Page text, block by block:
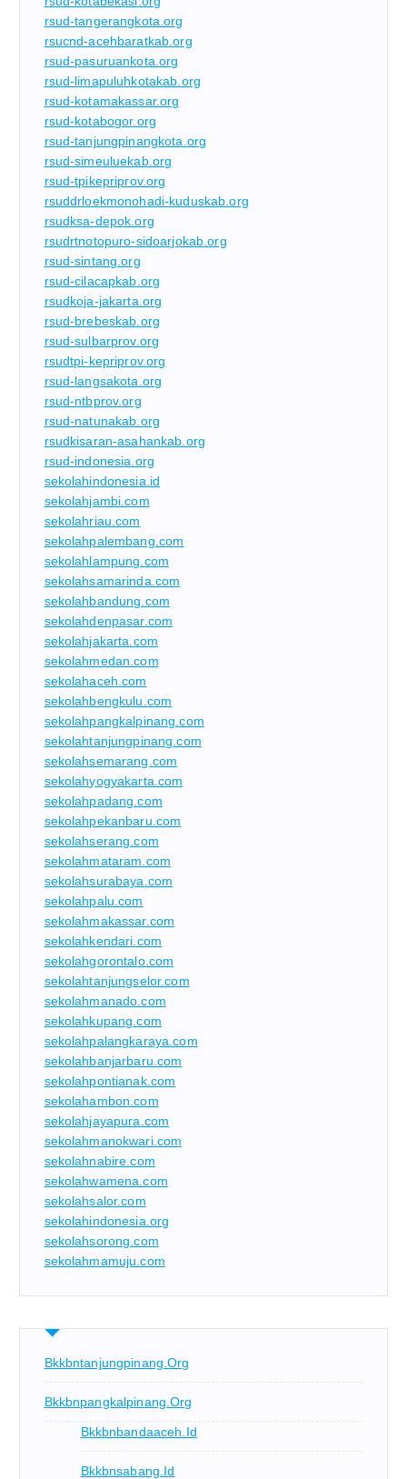
rsud-tangerangkota.org
rsucnd-acehbaratkab.org
rsud-pasuruankota.org
rsud-limapuluhkotakab.org
rsud-kotamakassar.org
rsud-kotabogor.org
rsud-tanjungpinangkota.org
rsud-simeuluekab.org
rsud-tpikepriprov.org
rsuddrloekmonohadi-kuduskab.org
rsudksa-depok.org
rsudrtnotopuro-sidoarjokab.org
rsud-sintang.org
rsud-cilacapkab.org
rsudkoja-jakarta.org
rsud-brebeskab.org
rsud-sulbarprov.org
rsudtpi-kepriprov.org
rsud-langsakota.org
rsud-ntbprov.org
rsud-natunakab.org
rsudkisaran-asahankab.org
rsud-indonesia.org
sekolahindonesia.id
sekolahjambi.com
sekolahriau.com
sekolahpalembang.com
sekolahlampung.com
sekolahsamarinda.com
sekolahbandung.com
sekolahdenpasar.com
sekolahjakarta.com
sekolahmedan.com
sekolahaceh.com
sekolahbengkulu.com
sekolahpangkalpinang.com
sekolahtanjungpinang.com
sekolahsemarang.com
sekolahyogyakarta.com
sekolahpadang.com
sekolahpekanbaru.com
sekolahserang.com
sekolahmataram.com
sekolahsurabaya.com
sekolahpalu.com
sekolahmakassar.com
sekolahkendari.com
sekolahgorontalo.com
sekolahtanjungselor.com
sekolahmanado.com
sekolahkupang.com
sekolahpalangkaraya.com
sekolahbanjarbaru.com
sekolahpontianak.com
sekolahambon.com
sekolahjayapura.com
sekolahmanokwari.com
sekolahnabire.com
sekolahwamena.com
sekolahsalor.com
sekolahindonesia.org
sekolahsorong.com
sekolahmamuju.com
Bkkbntanjungpinang.org
Bkkbnpangkalpinang.org
Bkkbnbandaaceh.id
Bkkbnsabang.id